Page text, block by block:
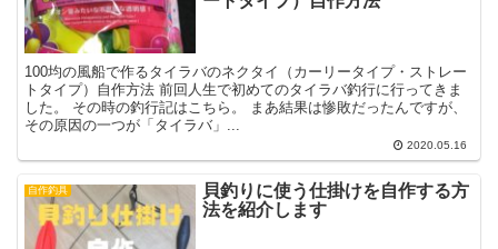
100均の風船で作るタイラバのネクタイ（カーリータイプ・ストレー
トタイプ）自作方法 前回人生で初めてのタイラバ釣行に行ってきま
した。 その時の釣行記はこちら。 まあ結果は惨敗だったんですが、
その原因の一つが「タイラバ」...
2020.05.16
自作釣具
貝釣りに使う仕掛けを自作する方
法を紹介します